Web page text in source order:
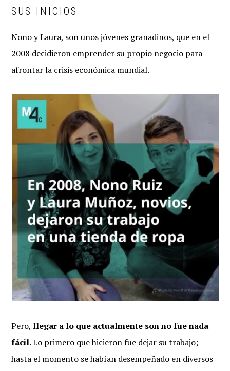
SUS INICIOS
Nono y Laura, son unos jóvenes granadinos, que en el
2008 decidieron emprender su propio negocio para
afrontar la crisis económica mundial.
Pero, llegar a lo que actualmente son no fue nada
fácil. Lo primero que hicieron fue dejar su trabajo;
hasta el momento se habían desempeñado en diversos